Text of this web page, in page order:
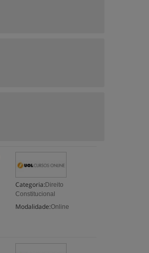
Categoria: Direito
Constitucional
Modalidade:Online